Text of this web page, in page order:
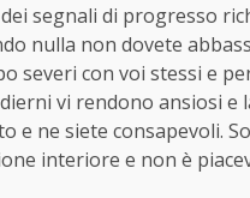
segnali di progresso
nulla non dovete
severi con voi stessi e
vi rendono ansiosi
e ne siete consapevoli.
interiore e non è